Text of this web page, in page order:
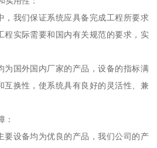
，我们保证系统应具备完成工程所要求
程实际需要和国内有关规范的要求，实
为国外国内厂家的产品，设备的指标满
互换性，使系统具有良好的灵活性、兼
：
要设备均为优良的产品，我们公司的产